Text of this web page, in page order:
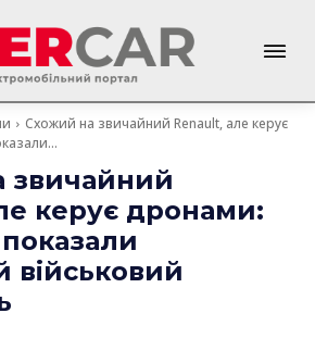
Схожий на звичайний Renault, але керує
звичайний
керує дронами:
військовий